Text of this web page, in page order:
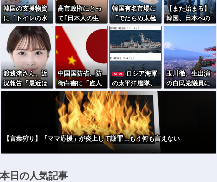
韓国の支援物資
に「トイレの水
で十分」発言…
韓国ネット激怒
へｗｗｗｗｗｗ
ｗ
高市政権にとっ
て｢日本人の生
活｣はどうでもい
い…小野田紀美
のSNS投稿でわ
かった｢外国人政
策｣の本当の狙い
韓国有名市場に
「でたらめ太極
旗」商品…徐教
授「覚醒するべ
き」
【また始まる】
韓国、日本への
好感度最高→竹
ットｗｗｗ
渡邊渚さん、近
況報告「最近は
落ち着いてきて
中国国防省、防
衛白書に「盗人
たけだけしい」
NEW
ロシア海軍
の太平洋艦隊、
日本海やオホー
ツク海で軍事演
習開始…ウクラ
イナ支援続ける
日本を威嚇か！
玉川徹、生出演
の自民党議員に
「全面的に大賛
【言葉狩り】「ママ応援」が炎上して謝罪…もう何も言えない
本日の人気記事